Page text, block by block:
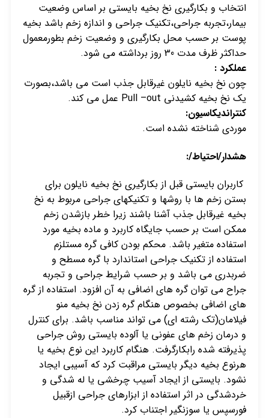
انتخاب و بکارگیری نخ بخیه بایستی بر اساس وضعیت
بیمار،تجربه جراحی،تکنیک جراحی و اندازه زخم باشد بخیه
پوست بر حسب محل بکارگیری و وضعیت زخم بطورمعمول
حداکثر ظرف مدت 30 روز برداشته می شود.
عملکرد :
چون نخ بخیه نایلون غیرقابل جذب است می باشد،بصورت
یک نخ بخیه کشیدنی Pull –out عمل می کند.
کنتراندیکاسیون:
موردی شناخته نشده است.
هشدار/احتیاط/:
کاربران بایستی قبل از بکارگیری نخ بخیه نایلون برای
بستن زخم ها با روشها و تکنیکهای جراحی مربوط به نخ
بخیه غیرقابل جذب آشنا باشند زیرا خطر بازشدن زخم
ممکن است بر حسب جایگاه کاربرد و ماده بخیه مورد
استفاده متغیر باشد. محکم بودن کافی گره مستلزم
استفاده از تکنیک جراحی استاندارد با گره مسطح و
ضربدری می باشد و بر حسب شرایط جراحی و تجربه
جراح می توان گره های اضافی به آن افزود. استفاده از گره
های اضافی بخصوص هنگام گره زدن نخ بخیه منو
فیلامان(تک رشته ای) می تواند مناسب باشد. برای کنترل
و درمان زخم های عفونی یا آلوده بایستی روش جراحی
پذیرفته شده رابکارگرفت. هنگام کاربرد این نوع بخیه یا
هرنوع بخیه دیگر بایستی مراقبت کرد که آسیبی ایجاد
نشود. بایستی از ایجاد آسیب چرخشی یا له شدگی و
خردشدگی در اثر استفاده از ابزارهای جراحی ازقبیل
فورسپس یا سوزنگیر اجتناب کرد.